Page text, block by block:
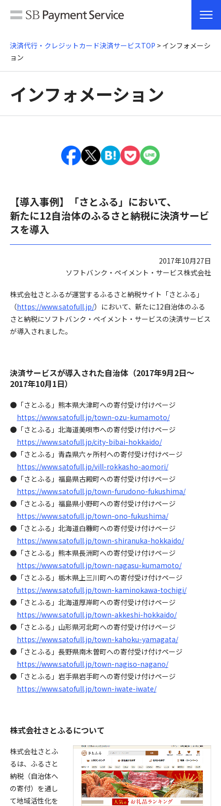
決済代行・クレジットカード決済サービスTOP > インフォメーシ
ョン
インフォメーション
【導入事例】「さとふる」において、
新たに12自治体のふるさと納税に決済サービ
スを導入
2017年10月27日
ソフトバンク・ペイメント・サービス株式会社
株式会社さとふるが運営するふるさと納税サイト「さとふる」
（https://www.satofull.jp/）において、新たに12自治体のふる
さと納税にソフトバンク・ペイメント・サービスの決済サービス
が導入されました。
決済サービスが導入された自治体（2017年9月2日～
2017年10月1日）
●「さとふる」熊本県大津町への寄付受け付けページ
https://www.satofull.jp/town-ozu-kumamoto/
●「さとふる」北海道美唄市への寄付受け付けページ
https://www.satofull.jp/city-bibai-hokkaido/
●「さとふる」青森県六ヶ所村への寄付受け付けページ
https://www.satofull.jp/vill-rokkasho-aomori/
●「さとふる」福島県古殿町への寄付受け付けページ
https://www.satofull.jp/town-furudono-fukushima/
●「さとふる」福島県小野町への寄付受け付けページ
https://www.satofull.jp/town-ono-fukushima/
●「さとふる」北海道白糠町への寄付受け付けページ
https://www.satofull.jp/town-shiranuka-hokkaido/
●「さとふる」熊本県長洲町への寄付受け付けページ
https://www.satofull.jp/town-nagasu-kumamoto/
●「さとふる」栃木県上三川町への寄付受け付けページ
https://www.satofull.jp/town-kaminokawa-tochigi/
●「さとふる」北海道厚岸町への寄付受け付けページ
https://www.satofull.jp/town-akkeshi-hokkaido/
●「さとふる」山形県河北町への寄付受け付けページ
https://www.satofull.jp/town-kahoku-yamagata/
●「さとふる」長野県南木曽町への寄付受け付けページ
https://www.satofull.jp/town-nagiso-nagano/
●「さとふる」岩手県岩手町への寄付受け付けページ
https://www.satofull.jp/town-iwate-iwate/
株式会社さとふるについて
株式会社さとふ
るは、ふるさと
納税（自治体へ
の寄付）を通し
て地域活性化を